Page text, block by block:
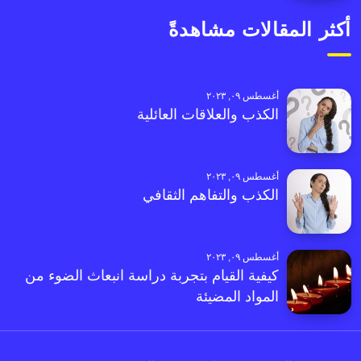
أكثر المقالات مشاهدةً
أغسطس ٠٩, ٢٠٢٣
الكذب والعلاقات العائلية
أغسطس ٠٩, ٢٠٢٣
الكذب والتفاهم الثقافي
أغسطس ٠٩, ٢٠٢٣
كيفية القيام بتجربة دراسة انبعاث الضوء من
المواد المضيئة